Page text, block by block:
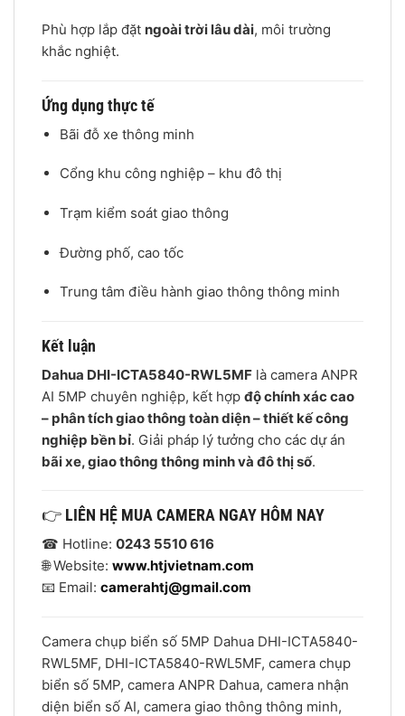
Phù hợp lắp đặt ngoài trời lâu dài, môi trường
khắc nghiệt.
Ứng dụng thực tế
Bãi đỗ xe thông minh
Cổng khu công nghiệp – khu đô thị
Trạm kiểm soát giao thông
Đường phố, cao tốc
Trung tâm điều hành giao thông thông minh
Kết luận
Dahua DHI-ICTA5840-RWL5MF là camera ANPR
AI 5MP chuyên nghiệp, kết hợp độ chính xác cao
– phân tích giao thông toàn diện – thiết kế công
nghiệp bền bỉ. Giải pháp lý tưởng cho các dự án
bãi xe, giao thông thông minh và đô thị số.
👉 LIÊN HỆ MUA CAMERA NGAY HÔM NAY
☎ Hotline: 0243 5510 616
🌐 Website: www.htjvietnam.com
📧 Email: camerahtj@gmail.com
Camera chụp biển số 5MP Dahua DHI-ICTA5840-
RWL5MF, DHI-ICTA5840-RWL5MF, camera chụp
biển số 5MP, camera ANPR Dahua, camera nhận
diện biển số AI, camera giao thông thông minh,